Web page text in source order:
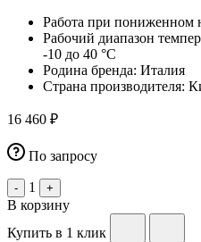
Работа при пониженном
Рабочий диапазон
-10 до 40 °С
Родина бренда: Италия
Страна производителя:
16 460 ₽
По запросу
- 1 +
В корзину
Купить в 1 клик